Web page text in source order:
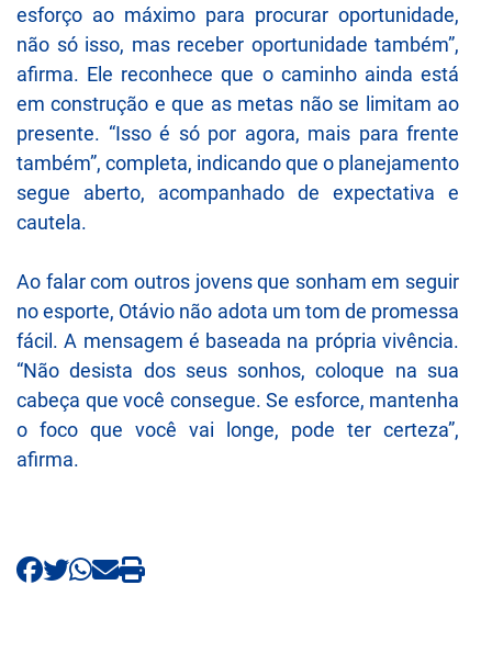
esforço ao máximo para procurar oportunidade,
não só isso, mas receber oportunidade também”,
afirma. Ele reconhece que o caminho ainda está
em construção e que as metas não se limitam ao
presente. “Isso é só por agora, mais para frente
também”, completa, indicando que o planejamento
segue aberto, acompanhado de expectativa e
cautela.
Ao falar com outros jovens que sonham em seguir
no esporte, Otávio não adota um tom de promessa
fácil. A mensagem é baseada na própria vivência.
“Não desista dos seus sonhos, coloque na sua
cabeça que você consegue. Se esforce, mantenha
o foco que você vai longe, pode ter certeza”,
afirma.